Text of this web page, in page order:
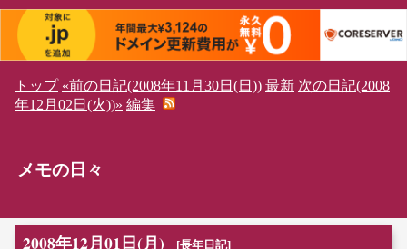
トップ «前の日記(2008年11月30日(日)) 最新 次の日記(2008
年12月02日(火))» 編集
メモの日々
2008年12月01日(月) [長年日記]